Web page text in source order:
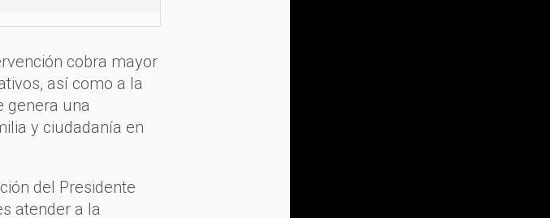
cobra mayor
así como a la
genera una
y ciudadanía en
del Presidente
atender a la